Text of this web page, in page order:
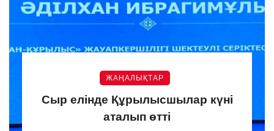
ЖАҢАЛЫҚТАР
Сыр елінде Құрылысшылар күні
аталып өтті